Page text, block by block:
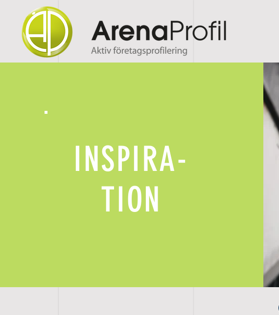
INSPIRA-
TION